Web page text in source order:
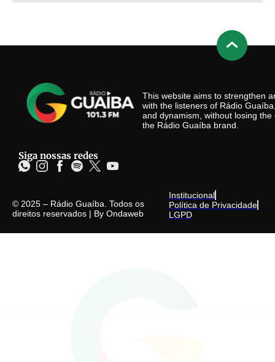
This website aims to strengthen
with the listeners of Rádio
and dynamism, without losing
the Rádio Guaíba brand.
Siga nossas redes
© 2025 – Rádio Guaíba. Todos os
direitos reservados | By Ondaweb
Institucional
Política de Privacidade
LGPD